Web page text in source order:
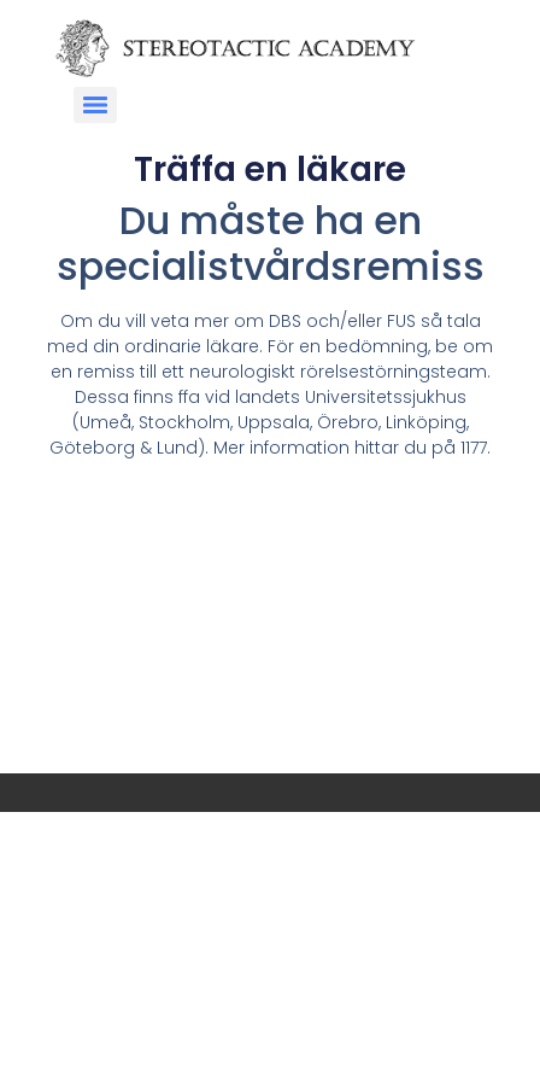
Träffa en läkare
Du måste ha en
specialistvårdsremiss
Om du vill veta mer om DBS och/eller FUS så tala
med din ordinarie läkare. För en bedömning, be om
en remiss till ett neurologiskt rörelsestörningsteam.
Dessa finns ffa vid landets Universitetssjukhus
(Umeå, Stockholm, Uppsala, Örebro, Linköping,
Göteborg & Lund). Mer information hittar du på 1177.